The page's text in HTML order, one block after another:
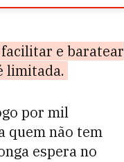
e baratear
limitada.
por mil
quem não tem
espera no